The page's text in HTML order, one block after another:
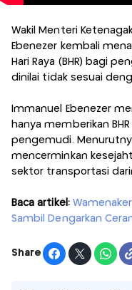
Wakil Menteri
Ebenezer kembali
Hari Raya (BHR) bagi
dinilai tidak sesuai
Immanuel Ebenezer
hanya memberikan
pengemudi.
mencerminkan
sektor transportasi
Baca artikel:
Sambil Dengarkan
Share